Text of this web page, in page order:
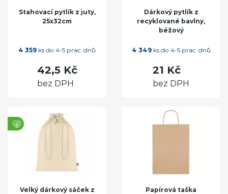
Stahovací pytlík z juty,
25x32cm
4 359 ks do 4-5 prac. dnů
42,5 Kč
bez DPH
Dárkový pytlík z
recyklované bavlny,
béžový
4 349ks do 4-5 prac. dnů
21 Kč
bez DPH
Velký dárkový sáček z
Papírová taška